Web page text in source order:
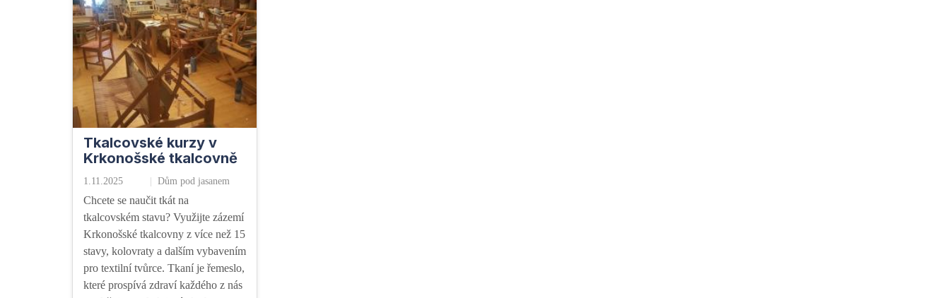
Tkalcovské kurzy v
Krkonošské tkalcovně
1.11.2025 Dům pod jasanem
Chcete se naučit tkát na
tkalcovském stavu? Využijte zázemí
Krkonošské tkalcovny z více než 15
stavy, kolovraty a dalším vybavením
pro textilní tvůrce. Tkaní je řemeslo,
které prospívá zdraví každého z nás